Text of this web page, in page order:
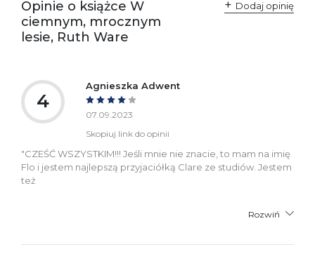
zgodność produktu z
przepisami:
61-701 Poznań
Ostrzeżenia oraz
informacje dotyczące
bezpieczeństwa:
Załącznik PDF
Opinie o książce W
ciemnym, mrocznym
lesie, Ruth Ware
Dodaj opinię
4
Agnieszka Adwent
07.09.2023
Skopiuj link do opinii
"CZEŚĆ WSZYSTKIM!!! Jeśli mnie nie znacie, to mam na imię
Flo i jestem najlepszą przyjaciółką Clare ze studiów. Jestem
też
Rozwiń